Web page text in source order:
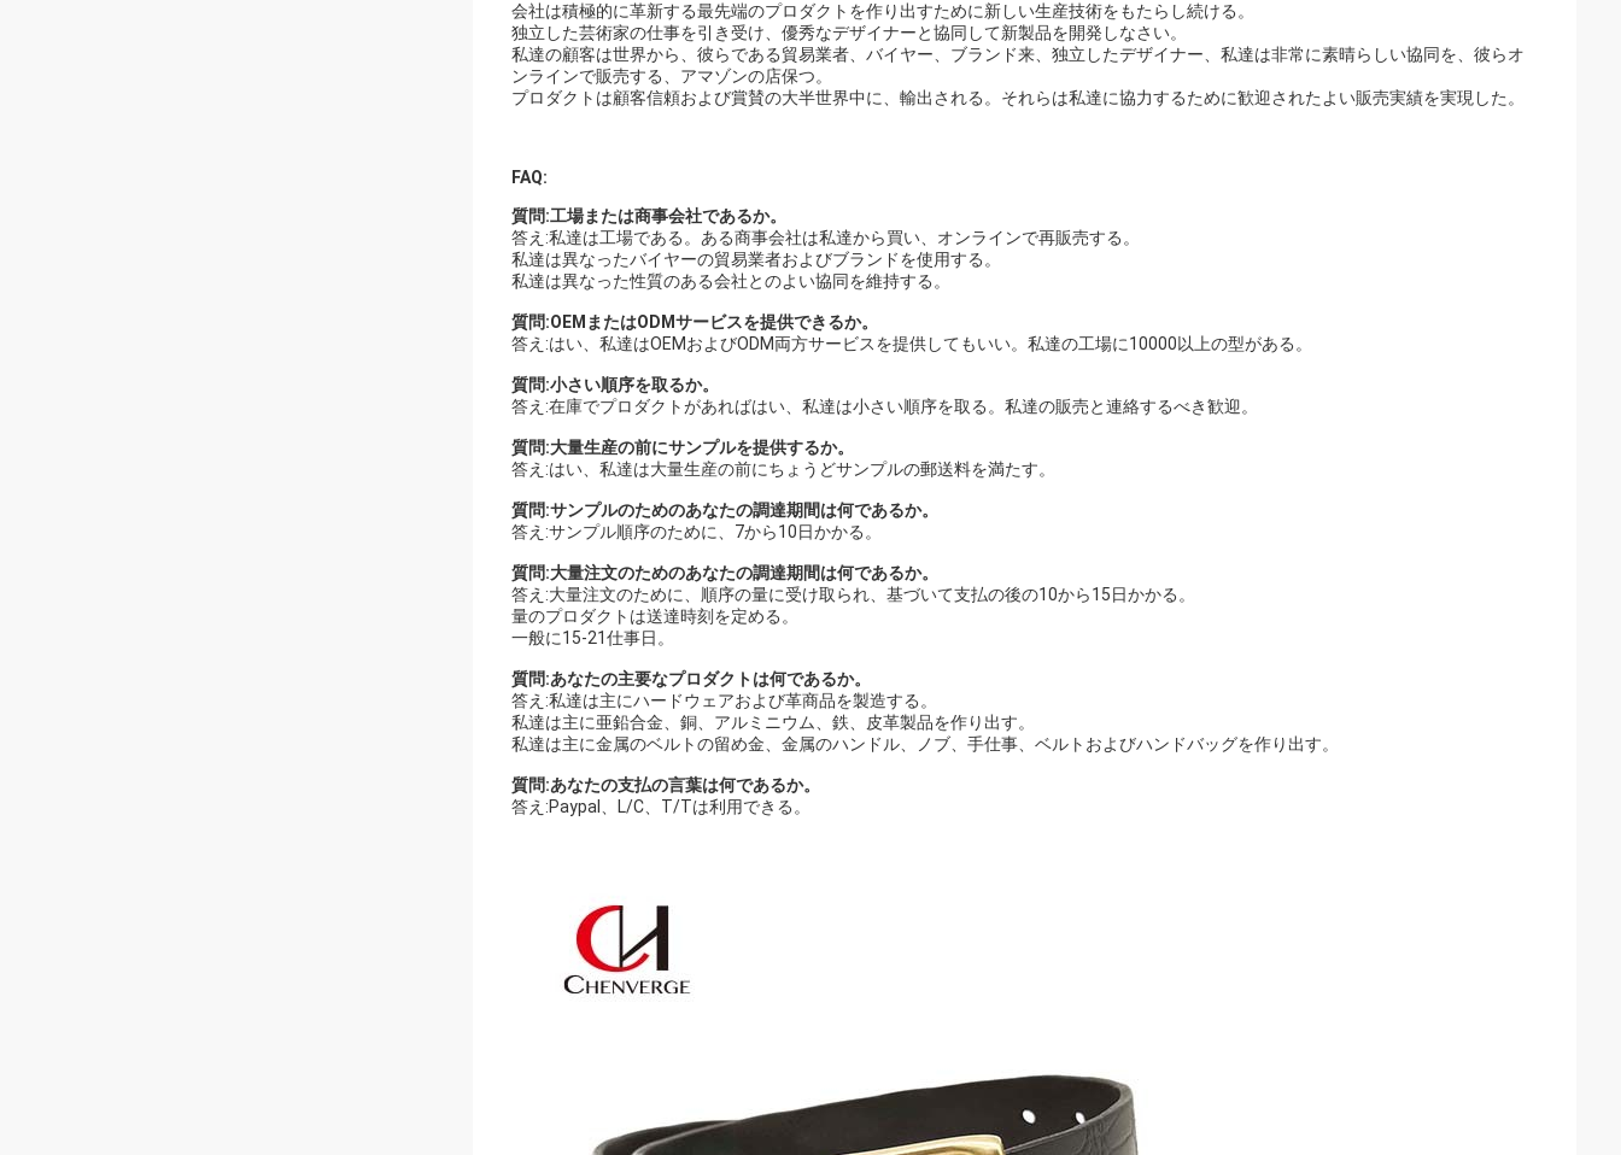
会社は積極的に革新する最先端のプロダクトを作り出すために新しい生産技術をもたらし続ける。
独立した芸術家の仕事を引き受け、優秀なデザイナーと協同して新製品を開発しなさい。
私達の顧客は世界から、彼らである貿易業者、バイヤー、ブランド来、独立したデザイナー、私達は非常に素晴らしい協同を、彼らオ
ンラインで販売する、アマゾンの店保つ。
プロダクトは顧客信頼および賞賛の大半世界中に、輸出される。それらは私達に協力するために歓迎されたよい販売実績を実現した。
FAQ:
質問:工場または商事会社であるか。
答え:私達は工場である。ある商事会社は私達から買い、オンラインで再販売する。
私達は異なったバイヤーの貿易業者およびブランドを使用する。
私達は異なった性質のある会社とのよい協同を維持する。
質問:OEMまたはODMサービスを提供できるか。
答え:はい、私達はOEMおよびODM両方サービスを提供してもいい。私達の工場に10000以上の型がある。
質問:小さい順序を取るか。
答え:在庫でプロダクトがあればはい、私達は小さい順序を取る。私達の販売と連絡するべき歓迎。
質問:大量生産の前にサンプルを提供するか。
答え:はい、私達は大量生産の前にちょうどサンプルの郵送料を満たす。
質問:サンプルのためのあなたの調達期間は何であるか。
答え:サンプル順序のために、7から10日かかる。
質問:大量注文のためのあなたの調達期間は何であるか。
答え:大量注文のために、順序の量に受け取られ、基づいて支払の後の10から15日かかる。
量のプロダクトは送達時刻を定める。
一般に15-21仕事日。
質問:あなたの主要なプロダクトは何であるか。
答え:私達は主にハードウェアおよび革商品を製造する。
私達は主に亜鉛合金、銅、アルミニウム、鉄、皮革製品を作り出す。
私達は主に金属のベルトの留め金、金属のハンドル、ノブ、手仕事、ベルトおよびハンドバッグを作り出す。
質問:あなたの支払の言葉は何であるか。
答え:Paypal、L/C、T/Tは利用できる。